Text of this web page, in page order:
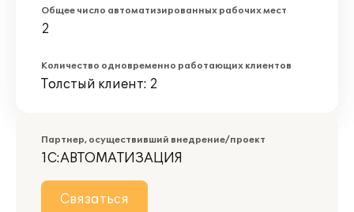
Общее число автоматизированных рабочих мест
2
Количество одновременно работающих клиентов
Толстый клиент: 2
Партнер, осуществивший внедрение/проект
1С:АВТОМАТИЗАЦИЯ
Связаться